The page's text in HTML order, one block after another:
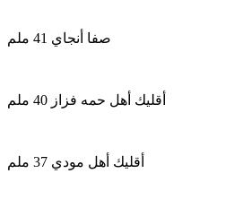
صفا أنجاي 41 ملم
أقليك أهل حمه فزاز 40 ملم
أقليك أهل مودي 37 ملم